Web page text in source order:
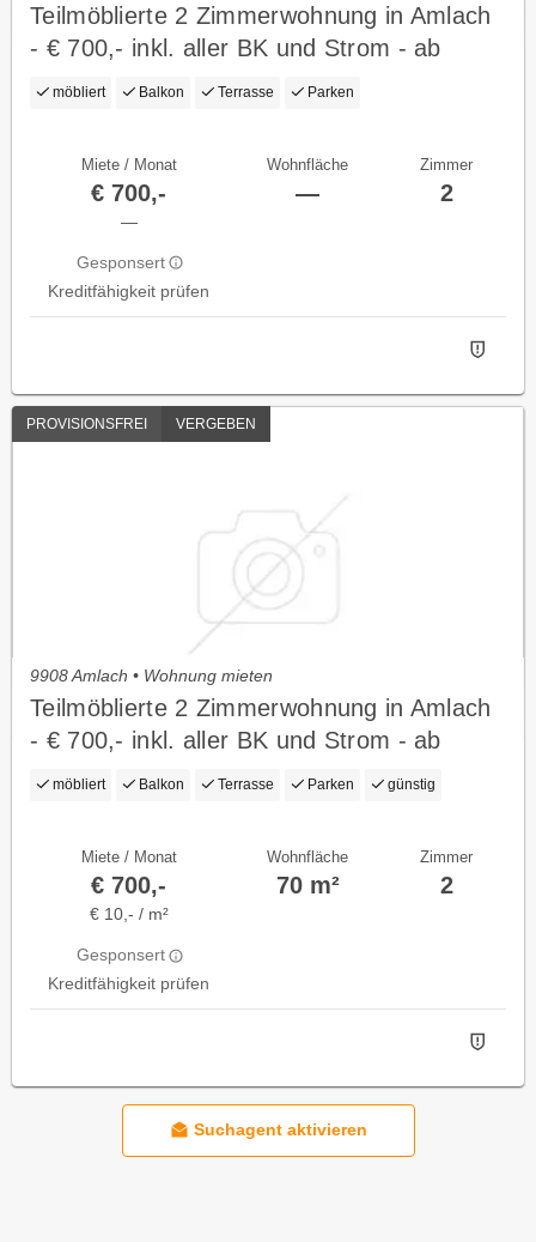
Teilmöblierte 2 Zimmerwohnung in Amlach
- € 700,- inkl. aller BK und Strom - ab
sofort verfügbar
möbliert Balkon Terrasse Parken
Miete / Monat
€ 700,-
—
Gesponsert
Kreditfähigkeit prüfen
Wohnfläche
—
Zimmer
2
PROVISIONSFREI VERGEBEN
9908 Amlach • Wohnung mieten
Teilmöblierte 2 Zimmerwohnung in Amlach
- € 700,- inkl. aller BK und Strom - ab
sofort verfügbar
möbliert Balkon Terrasse Parken günstig
Miete / Monat
€ 700,-
€ 10,- / m²
Gesponsert
Kreditfähigkeit prüfen
Wohnfläche
70 m²
Zimmer
2
Suchagent aktivieren